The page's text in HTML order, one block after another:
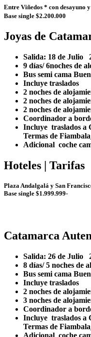
Entre Viñedos * con desayuno
Base single $2.200.000
Joyas de
Salida: 18 de Julio
9 días/ 6noches de
Bus semi cama
Incluye traslados
2 noches de
2 noches de
2 noches de
Coordinador a
Incluye traslados a
Termas de
Adicional coche
Hoteles | Tarifas
Plaza Andalgalá y San
Base single $1.999.999-
Catamarca
Salida: 26 de Julio
8 días/ 5 noches de
Bus semi cama
Incluye traslados
2 noches de
3 noches de
Coordinador a
Incluye traslados a
Termas de
Adicional coche